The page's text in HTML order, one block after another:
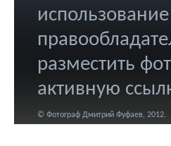
разместить
активную
© Фотограф Дмитрий Фуфаев, 2012.